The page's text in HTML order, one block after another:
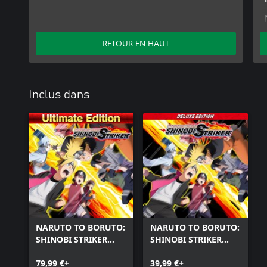
RETOUR EN HAUT
Inclus dans
NARUTO TO BORUTO:
SHINOBI STRIKER
79,99 €+
NARUTO TO BORUTO:
SHINOBI STRIKER
39,99 €+